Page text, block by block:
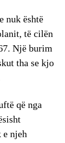
nuk është
të cilën
Një burim
tha se kjo
që nga
e njeh